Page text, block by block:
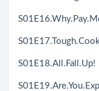
S01E18.All.Fall.Up!